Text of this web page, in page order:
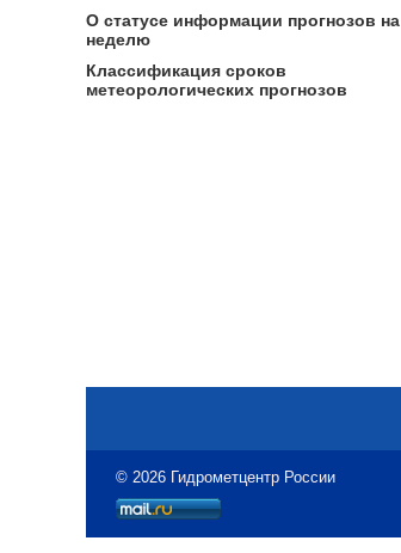
О статусе информации прогнозов на
неделю
Классификация сроков
метеорологических прогнозов
© 2026 Гидрометцентр России